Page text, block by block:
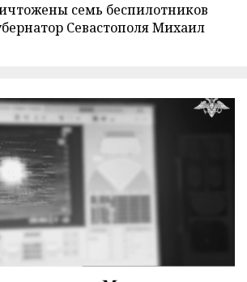
семь беспилотников
Севастополя Михаил